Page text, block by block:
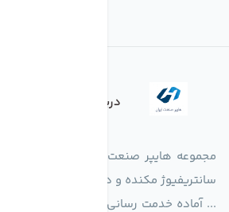
درباره فروشگاه
مجموعه هایپر صنعت ایران در امر تولید
سانتریفیوژ مکنده و دمنده آکسیال، سقفی،
... آماده خدمت رسانی به شرکت های